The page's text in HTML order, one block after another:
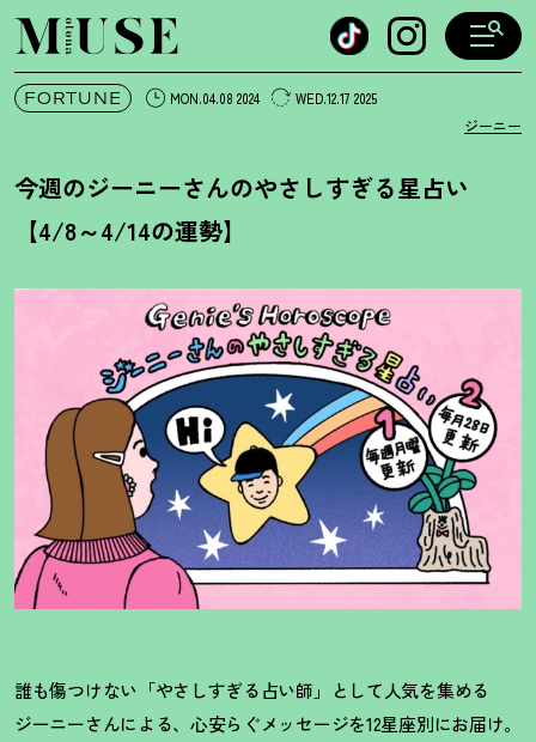
オトナミューズ ウェブ
FORTUNE MON.04.08 2024 WED.12.17 2025
ジーニー
今週のジーニーさんのやさしすぎる星占い
【4/8～4/14の運勢】
誰も傷つけない「やさしすぎる占い師」として人気を集める
ジーニーさんによる、心安らぐメッセージを12星座別にお届け。